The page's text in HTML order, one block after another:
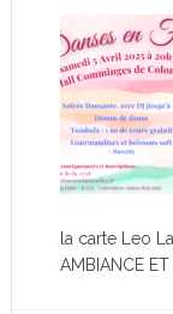
la carte Leo
AMBIANCE